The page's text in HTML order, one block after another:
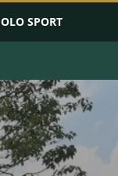
SPORT